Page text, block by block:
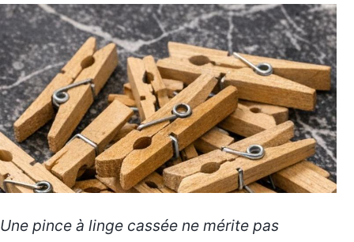
Une pince à linge cassée ne mérite pas